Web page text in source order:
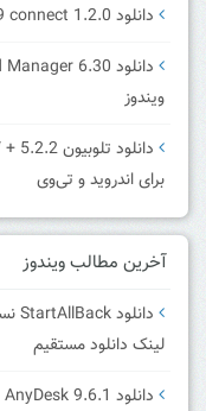
دانلود quad9 connect 1.2.0 دی ان اس کواد ناین برای اندروید
ویندوز
برای اندروید و تی‌وی
آخرین مطالب ویندوز
لینک دانلود مستقیم